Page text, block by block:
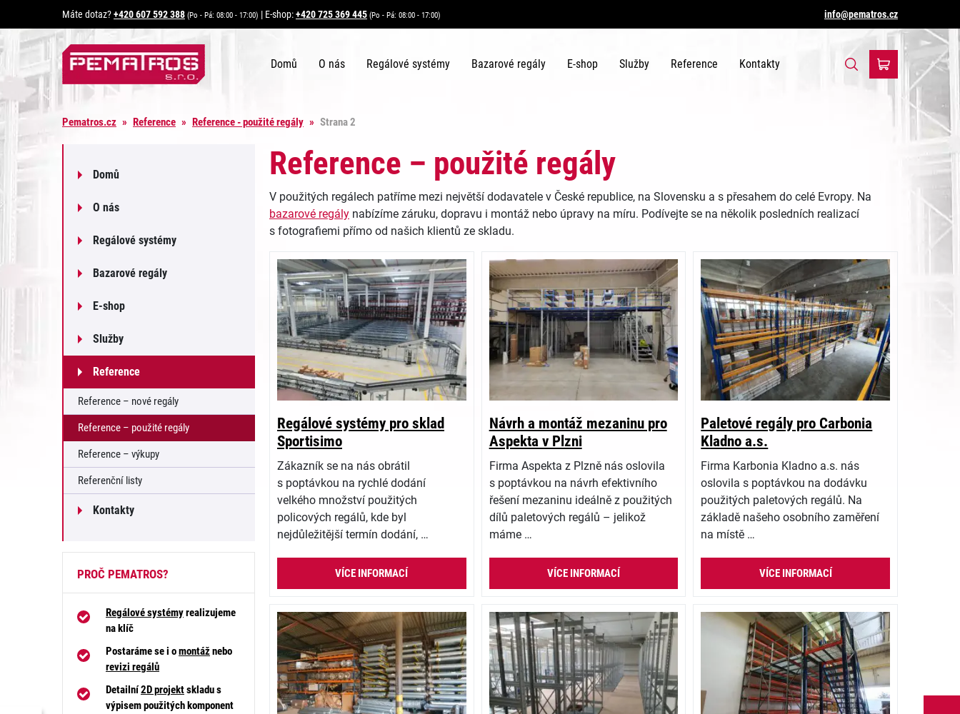
Máte dotaz?+420 607 592 388 (Po - Pá: 08:00 - 17:00) | E-shop:+420 725 369 445 (Po - Pá: 08:00 - 17:00) info@pematros.cz
Domů O nás Regálové systémy Bazarové regály E-shop Služby Reference Kontakty
Pematros.cz » Reference » Reference - použité regály » Strana 2
Domů
O nás
Regálové systémy
Bazarové regály
E-shop
Služby
Reference
Reference – nové regály
Reference – použité regály
Reference – výkupy
Referenční listy
Kontakty
PROČ PEMATROS?
Regálové systémyrealizujeme
na klíč
Postaráme se i omontážnebo
revizi regálů
Detailní2D projektskladu s
výpisem použitých komponent
Reference – použité regály
V použitých regálech patříme mezi největší dodavatele v České republice, na Slovensku a s přesahem do celé Evropy. Na
bazarové regály nabízíme záruku, dopravu i montáž nebo úpravy na míru. Podívejte se na několik posledních realizací
s fotografiemi přímo od našich klientů ze skladu.
Regálové systémy pro sklad
Sportisimo
Zákazník se na nás obrátil
s poptávkou na rychlé dodání
velkého množství použitých
policových regálů, kde byl
nejdůležitější termín dodání, …
VÍCE INFORMACÍ
Návrh a montáž mezaninu pro
Aspekta v Plzni
Firma Aspekta z Plzně nás oslovila
s poptávkou na návrh efektivního
řešení mezaninu ideálně z použitých
dílů paletových regálů – jelikož
máme …
VÍCE INFORMACÍ
Paletové regály pro Carbonia
Kladno a.s.
Firma Karbonia Kladno a.s. nás
oslovila s poptávkou na dodávku
použitých paletových regálů. Na
základě našeho osobního zaměření
na místě …
VÍCE INFORMACÍ